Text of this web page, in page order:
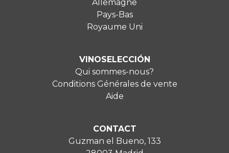
Allemagne
Pays-Bas
Royaume Uni
VINOSELECCIÓN
Qui sommes-nous?
Conditions Générales de vente
Aide
CONTACT
Guzman el Bueno, 133